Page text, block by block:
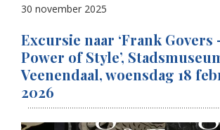
30 november 2025
Excursie naar ‘Frank Govers
Power of Style’,
Veenendaal, woensdag 18
2026